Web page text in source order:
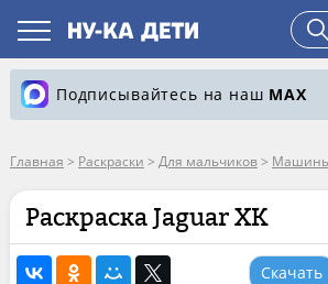
Подписывайтесь на наш MAX
Главная > Раскраски > Для мальчиков>
Раскраска Jaguar XK
Скачать